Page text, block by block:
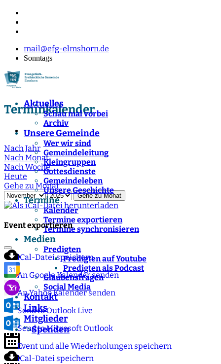
mail@efg-elmshorn.de
Sonntags
Aktuelles
Schau mal vorbei
Archiv
Unsere Gemeinde
Wer wir sind
Gemeindeleitung
Kleingruppen
Gottesdienste
Gemeindeleben
Unsere Geschichte
Termine
Kalender
Termine exportieren
Termine synchronisieren
Medien
Predigten
Predigten auf Youtube
Predigten als Podcast
Glaubensfragen
Social Media
Kontakt
Links
Mitglieder
">Spenden
Terminkalender
Nach Jahr
Nach Monat
Nach Woche
Heute
Gehe zu Monat
Gehe zu Monat
Event exportieren
iCal-Datei speichern
An Google Kalender senden
An Yahoo Kalender senden
Send to Outlook Live
Send to Microsoft Outlook
Event und alle Wiederholungen speichern
iCal-Datei speichern